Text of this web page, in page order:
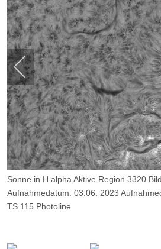
Sonne in H alpha Aktive Region 3320
Aufnahmedatum: 03.06. 2023
TS 115 Photoline
Belichtung: 2500 Frames, davon 7%.